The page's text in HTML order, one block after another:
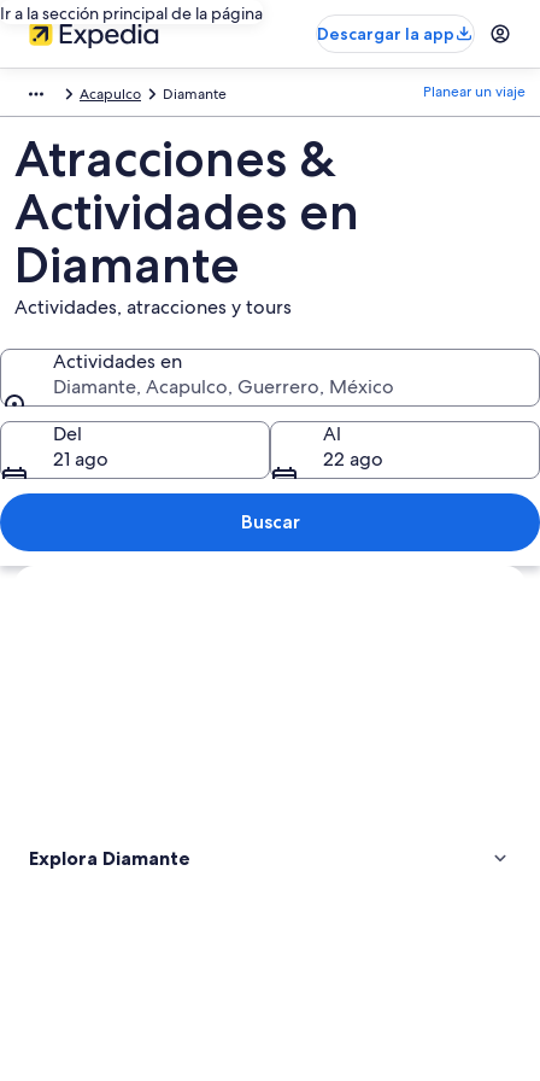
Ir a la sección principal de la página
Descargar la app
Acapulco Diamante Planear un viaje
Atracciones &
Actividades en
Diamante
Actividades, atracciones y tours
Actividades en
Diamante, Acapulco, Guerrero, México
Actividades en
Del
21 ago
Al
22 ago
Buscar
Explorar mapa
Explora Diamante